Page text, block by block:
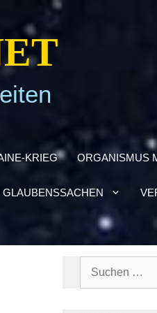
KRIEG ORGA­NIS­MUS
GLAU­BENS­SA­CHEN